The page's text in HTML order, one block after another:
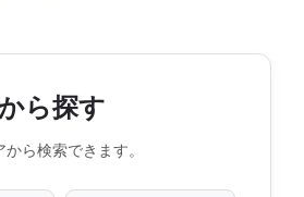
ら探す
ら検索できます。